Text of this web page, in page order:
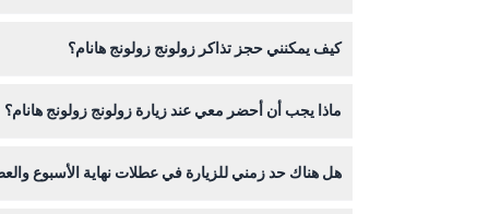
لخصم 30% في الموقع (يشترط جواز السفر)، ويجب أن يرافق الأطفال الذين تبلغ أعمارهم 11 سنة فأقل شخص بالغ يدفع تذكرة.
كيف يمكنني حجز تذاكر زولونج زولونج هانام؟
ماذا يجب أن أحضر معي عند زيارة زولونج زولونج هانام؟
هل هناك حد زمني للزيارة في عطلات نهاية الأسبوع